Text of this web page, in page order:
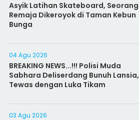
Asyik Latihan Skateboard, Seorang
Remaja Dikeroyok di Taman Kebun
Bunga
04 Agu 2026
BREAKING NEWS...!!! Polisi Muda
Sabhara Deliserdang Bunuh Lansia,
Tewas dengan Luka Tikam
03 Agu 2026